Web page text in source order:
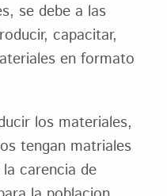
se debe a las
capacitar,
en formato
los materiales,
tengan matriales
carencia de